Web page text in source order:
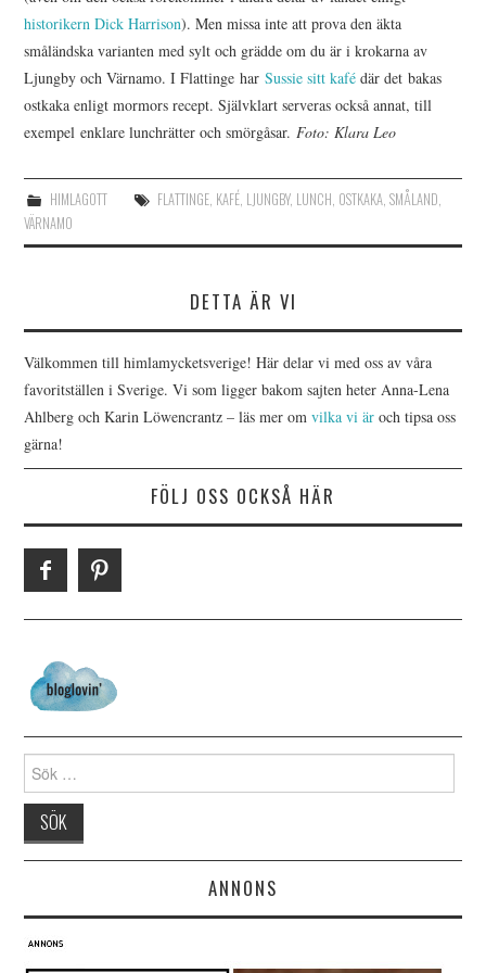
historikern Dick Harrison). Men missa inte att prova den äkta
småländska varianten med sylt och grädde om du är i krokarna av
Ljungby och Värnamo. I Flattinge harSussie sitt kafé där det bakas
ostkaka enligt mormors recept. Självklart serveras också annat, till
exempel enklare lunchrätter och smörgåsar. Foto: Klara Leo
HIMLAGOTT FLATTINGE, KAFÉ, LJUNGBY, LUNCH OSTKAKA, SMÅLAND
VÄRNAMO
DETTA ÄR VI
Välkommen till himlamycketsverige! Här delar vi med oss av våra
favoritställen i Sverige. Vi som ligger bakom sajten heter Anna-Lena
Ahlberg och Karin Löwencrantz – läs mer omvilka vi är och tipsa oss
gärna!
FÖLJ OSS OCKSÅ HÄR
Search for:
ANNONS